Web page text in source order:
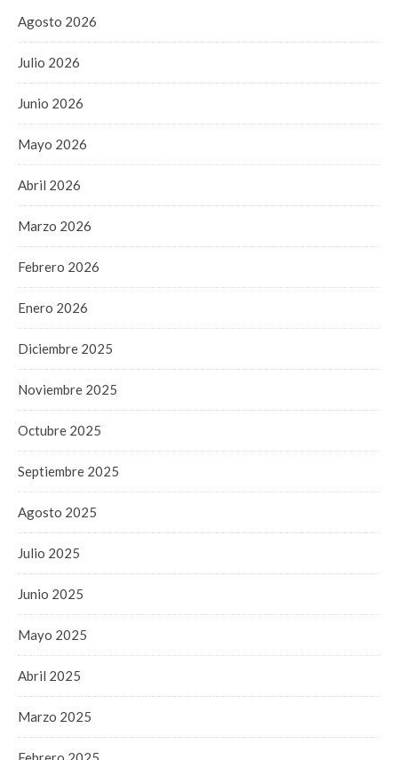
Agosto 2026
Julio 2026
Junio 2026
Mayo 2026
Abril 2026
Marzo 2026
Febrero 2026
Enero 2026
Diciembre 2025
Noviembre 2025
Octubre 2025
Septiembre 2025
Agosto 2025
Julio 2025
Junio 2025
Mayo 2025
Abril 2025
Marzo 2025